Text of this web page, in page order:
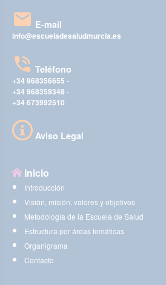
E-mail
info@escueladesaludmurcia.es
Teléfono
+34 968356655 -
+34 968359348 -
+34 673992510
Aviso Legal
Inicio
Introducción
Visión, misión, valores y objetivos
Metodología de la Escuela de Salud
Estructura por áreas temáticas
Organigrama
Contacto